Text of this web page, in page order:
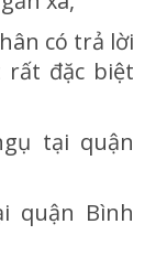
có trả lời
rất đặc biệt
tại quận
quận Bình